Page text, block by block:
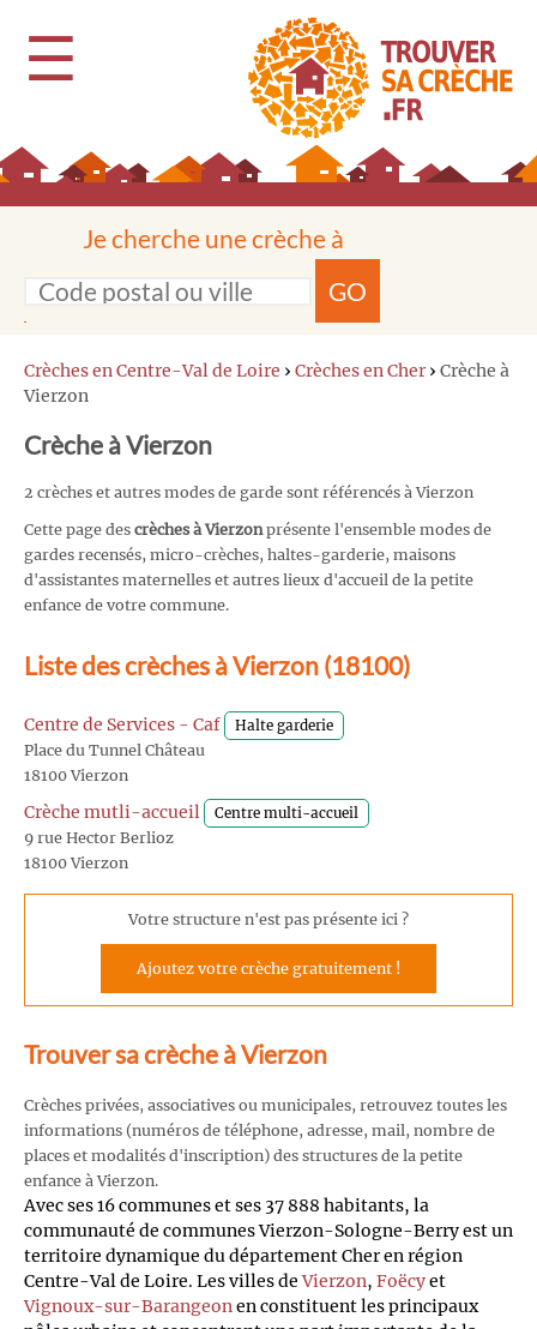
☰
Je cherche une crèche à
GO
Crèches en Centre-Val de Loire › Crèches en Cher › Crèche à
Vierzon
Crèche à Vierzon
2 crèches et autres modes de garde sont référencés à Vierzon
Cette page des crèches à Vierzon présente l'ensemble modes de
gardes recensés, micro-crèches, haltes-garderie, maisons
d'assistantes maternelles et autres lieux d'accueil de la petite
enfance de votre commune.
Liste des crèches à Vierzon (18100)
Centre de Services - Caf Halte garderie
Place du Tunnel Château
18100 Vierzon
Crèche mutli-accueil Centre multi-accueil
9 rue Hector Berlioz
18100 Vierzon
Votre structure n'est pas présente ici ?
Ajoutez votre crèche gratuitement !
Trouver sa crèche à Vierzon
Crèches privées, associatives ou municipales, retrouvez toutes les
informations (numéros de téléphone, adresse, mail, nombre de
places et modalités d'inscription) des structures de la petite
enfance à Vierzon.
Avec ses 16 communes et ses 37 888 habitants, la
communauté de communes Vierzon-Sologne-Berry est un
territoire dynamique du département Cher en région
Centre-Val de Loire. Les villes deVierzon, Foëcyet
Vignoux-sur-Barangeonen constituent les principaux